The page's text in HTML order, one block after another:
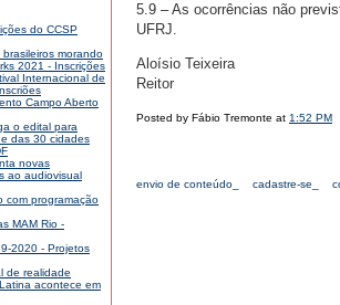
do CCSP
morando
2021 - Inscrições
Internacional de
Campo Aberto
o edital para
das 30 cidades
novas
ao audiovisual
com programação
MAM Rio -
2020 - Projetos
de realidade
acontece em
5.9 – As ocorrências não
UFRJ.
Aloísio Teixeira
Reitor
Posted by Fábio Tremonte at 1:52 PM
envio de conteúdo_ cadastre-se_